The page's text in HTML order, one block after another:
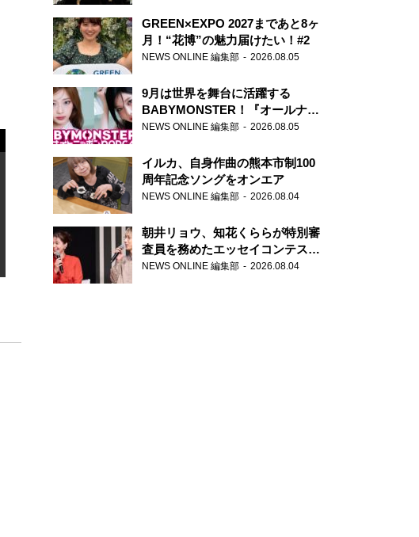
GREEN×EXPO 2027まであと8ヶ
月！“花博”の魅力届けたい！#2
NEWS ONLINE 編集部 2026.08.05
9月は世界を舞台に活躍する
BABYMONSTER！『オールナイ
トニッポンPODCAST』月替わり
NEWS ONLINE 編集部 2026.08.05
イルカ、自身作曲の熊本市制100
周年記念ソングをオンエア
NEWS ONLINE 編集部 2026.08.04
朝井リョウ、知花くららが特別審
査員を務めたエッセイコンテスト
の特別番組「#いまあなたに伝え
NEWS ONLINE 編集部 2026.08.04